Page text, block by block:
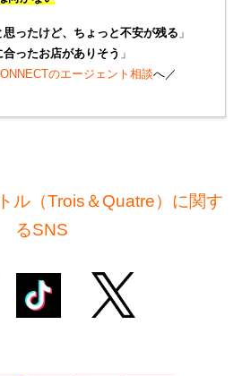
ったけど、ちょっと不安が残る 」
ったお店がありそう 」
のエージェント相談へ／
ル（Trois＆Quatre）に関す
るSNS